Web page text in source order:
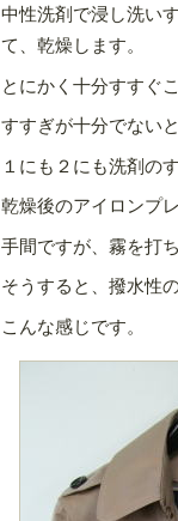
中性洗剤で浸し洗い
て、乾燥します。
とにかく十分すすぐ
すすぎが十分でない
１にも２にも洗剤の
乾燥後のアイロンプ
手間ですが、霧を打
そうすると、撥水性
こんな感じです。